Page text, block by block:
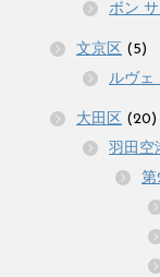
ボン
文京区 (5)
ルヴェ
大田区 (20)
羽田空
第